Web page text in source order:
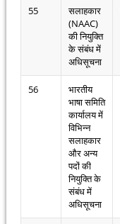
55
सलाहकार
(NAAC)
की नियुक्ति
के संबंध में
अधिसूचना
56
भारतीय
भाषा समिति
कार्यालय में
विभिन्न
सलाहकार
और अन्य
पदों की
नियुक्ति के
संबंध में
अधिसूचना